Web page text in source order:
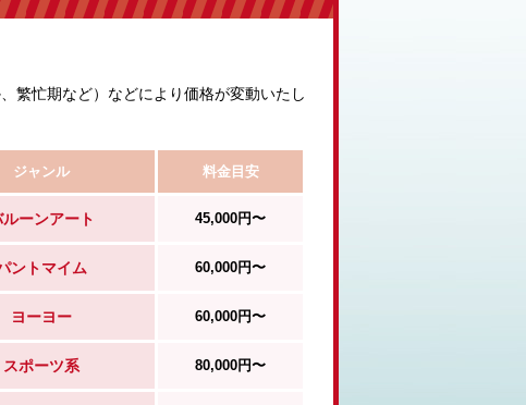
繁忙期など）などにより価格が変動いたし
ジャンル 料金目安
ルーンアート 45,000円〜
ントマイム 60,000円〜
ヨーヨー 60,000円〜
スポーツ系 80,000円〜